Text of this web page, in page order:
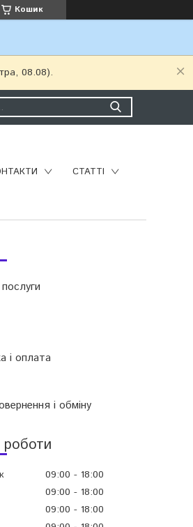
Кошик
08.08).
СТАТТІ
і оплата
і обміну
роботи
09:00
18:00
09:00
18:00
09:00
18:00